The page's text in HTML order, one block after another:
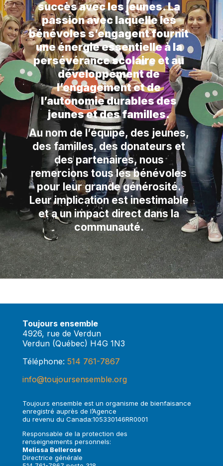
succès avec les jeunes. La
passion avec laquelle les
bénévoles s’engagent fournit
une énergie essentielle à la
persévérance scolaire et au
développement de
l’engagement et de
l’autonomie durables des
jeunes et des familles.
Au nom de l’équipe, des jeunes,
des familles, des donateurs et
des partenaires, nous
remercions tous les bénévoles
pour leur grande générosité.
Leur implication est inestimable
et a un impact direct dans la
communauté.
Toujours ensemble
4926, rue de Verdun
Verdun (Québec) H4G 1N3
Téléphone: 514 761-7867
info@toujoursensemble.org
Toujours ensemble est un organisme de bienfaisance
enregistré auprès de l’Agence
du revenu du Canada:105330146RR0001
Responsable de la protection des
renseignements personnels:
Melissa Bellerose
Directrice générale